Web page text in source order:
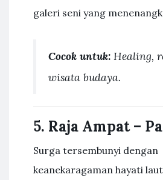
galeri seni yang
Cocok untuk: Healing,
wisata budaya.
5. Raja Ampat –
Surga tersembunyi dengan
keanekaragaman hayati